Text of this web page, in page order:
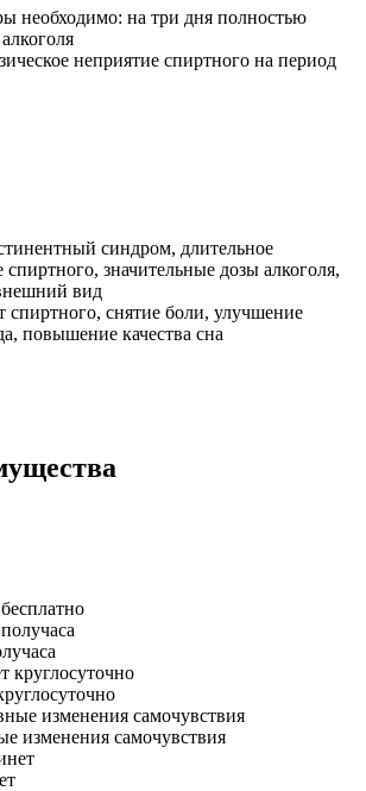
необходимо: на три дня полностью
неприятие спиртного на период
синдром, длительное
спиртного, значительные дозы алкоголя,
вид
спиртного, снятие боли, улучшение
повышение качества сна
изменения самочувствия